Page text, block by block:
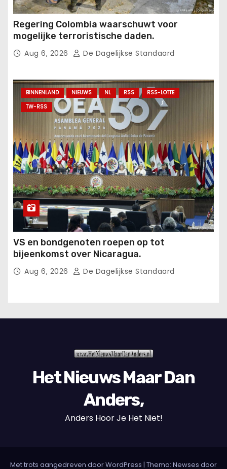
Regering Colombia waarschuwt voor
mogelijke terroristische daden.
Aug 6, 2026 De Dagelijkse Standaard
BINNENLAND NIEUWS NL RSS
RSS-LOTTE
TW-RSS
VS en bondgenoten roepen op tot
bijeenkomst over Nicaragua.
Aug 6, 2026 De Dagelijkse Standaard
Het Nieuws Maar Dan
Anders,
Anders Hoor Je Het Niet!
Met trots aangedreven door WordPress | Thema: Newses door